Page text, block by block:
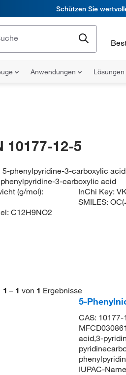
Schützen Sie
Anwendungen
10177-12-5
5-phenylpyridine-3-carboxylic acid
3-carboxylic acid
(g/mol):
C12H9NO2
InChi Key:
SMILES:
1 – 1 von 1 Ergebnisse
5-
CAS:
acid,3-
IUPAC-